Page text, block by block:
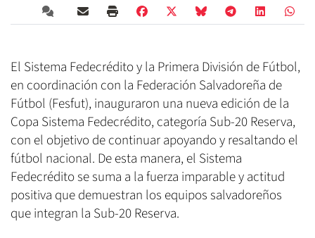
El Sistema Fedecrédito y la Primera División de Fútbol,
en coordinación con la Federación Salvadoreña de
Fútbol (Fesfut), inauguraron una nueva edición de la
Copa Sistema Fedecrédito, categoría Sub-20 Reserva,
con el objetivo de continuar apoyando y resaltando el
fútbol nacional. De esta manera, el Sistema
Fedecrédito se suma a la fuerza imparable y actitud
positiva que demuestran los equipos salvadoreños
que integran la Sub-20 Reserva.